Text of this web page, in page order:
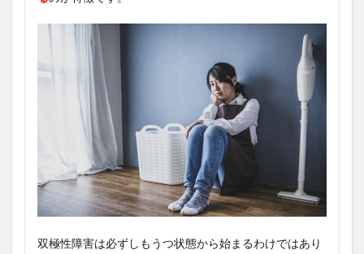
双極性障害は必ずしもうつ状態から始まるわけではあり